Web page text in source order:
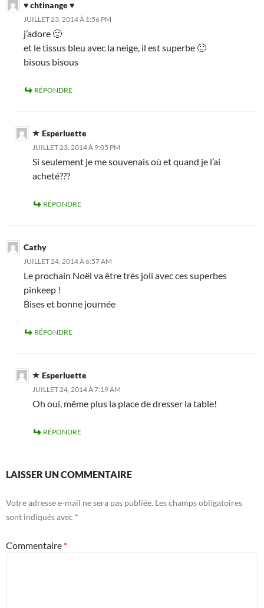
♥ chtinange ♥
JUILLET 23, 2014 À 1:56 PM
j’adore 🙂
et le tissus bleu avec la neige, il est superbe 🙂
bisous bisous
RÉPONDRE
Esperluette
JUILLET 23, 2014 À 9:05 PM
Si seulement je me souvenais où et quand je l’ai
acheté???
RÉPONDRE
Cathy
JUILLET 24, 2014 À 6:57 AM
Le prochain Noël va être trés joli avec ces superbes
pinkeep !
Bises et bonne journée
RÉPONDRE
Esperluette
JUILLET 24, 2014 À 7:19 AM
Oh oui, même plus la place de dresser la table!
RÉPONDRE
LAISSER UN COMMENTAIRE
Votre adresse e-mail ne sera pas publiée. Les champs obligatoires
sont indiqués avec *
Commentaire *